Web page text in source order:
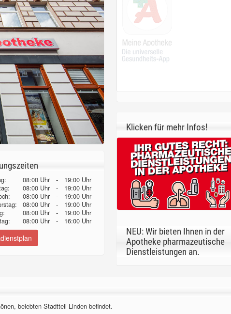
08:00 Uhr -
19:00 Uhr
08:00 Uhr -
19:00 Uhr
08:00 Uhr -
19:00 Uhr
08:00 Uhr -
19:00 Uhr
08:00 Uhr -
19:00 Uhr
08:00 Uhr - 16:00 Uhr
Klicken für mehr Infos!
NEU: Wir bieten Ihnen in der
Apotheke pharmazeutische
Dienstleistungen an.
belebten Stadtteil Linden befindet.